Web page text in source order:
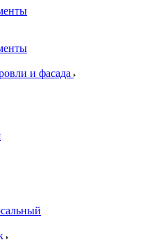
и фасада